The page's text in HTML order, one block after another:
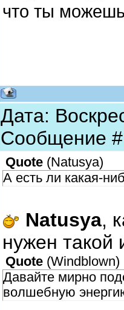
что ты
Дата:
Сообщение
Quote (Natusya)
А есть ли какая-
Natusya,
нужен такой
Quote (Windblown)
Давайте мирно
волшебную